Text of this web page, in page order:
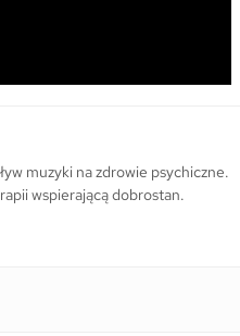
muzyki na zdrowie psychiczne.
wspierającą dobrostan.